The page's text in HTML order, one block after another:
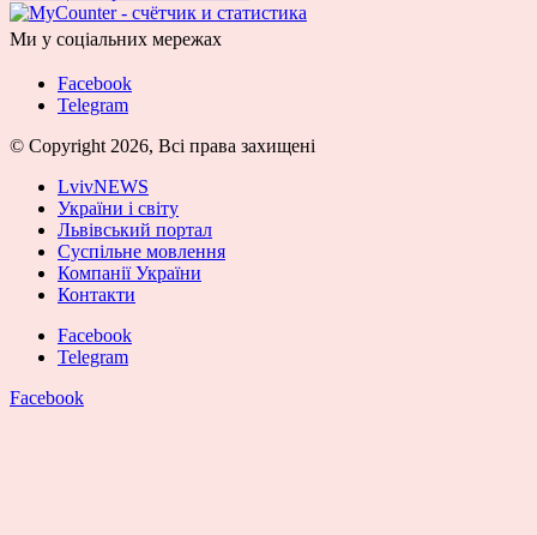
Ми у соціальних мережах
Facebook
Telegram
© Copyright 2026, Всі права захищені
LvivNEWS
України і світу
Львівський портал
Суспільне мовлення
Компанії України
Контакти
Facebook
Telegram
Facebook